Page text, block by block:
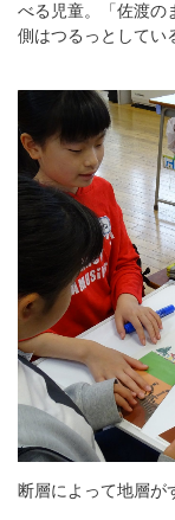
べる児童。「佐渡の
側はつるっとしてい
断層によって地層が